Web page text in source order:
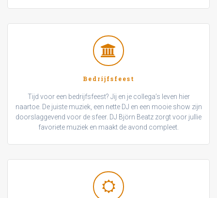
Bedrijfsfeest
Tijd voor een bedrijfsfeest? Jij en je collega’s leven hier
naartoe. De juiste muziek, een nette DJ en een mooie show zijn
doorslaggevend voor de sfeer. DJ Björn Beatz zorgt voor jullie
favoriete muziek en maakt de avond compleet.